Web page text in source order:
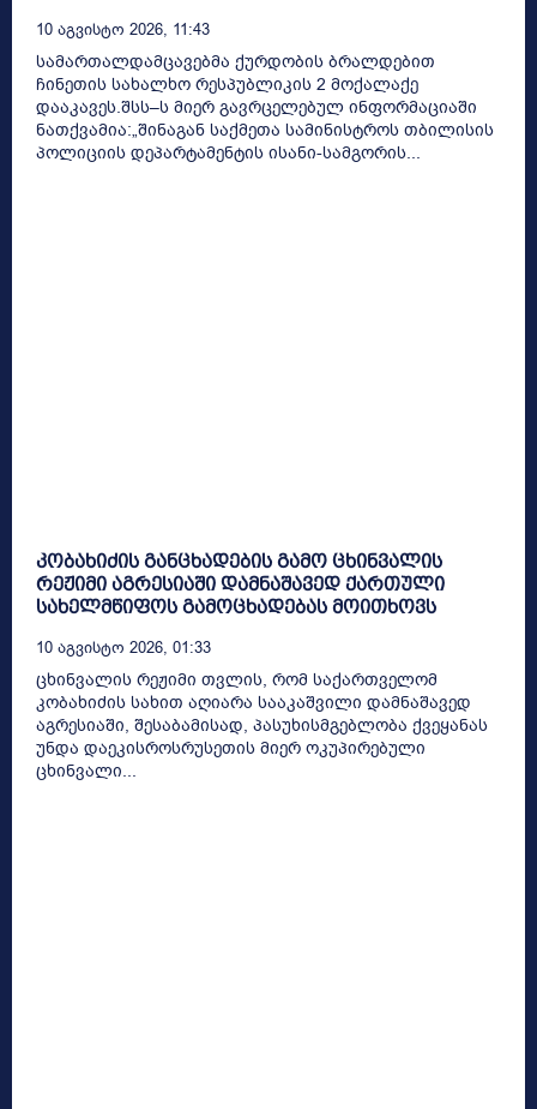
10 Აგვისტო 2026, 11:43
სამართალდამცავებმა ქურდობის ბრალდებით
ჩინეთის სახალხო რესპუბლიკის 2 მოქალაქე
დააკავეს.შსს–ს მიერ გავრცელებულ ინფორმაციაში
ნათქვამია:„შინაგან საქმეთა სამინისტროს თბილისის
პოლიციის დეპარტამენტის ისანი-სამგორის...
კობახიძის განცხადების გამო ცხინვალის
რეჟიმი აგრესიაში დამნაშავედ ქართული
სახელმწიფოს გამოცხადებას მოითხოვს
10 Აგვისტო 2026, 01:33
ცხინვალის რეჟიმი თვლის, რომ საქართველომ
კობახიძის სახით აღიარა სააკაშვილი დამნაშავედ
აგრესიაში, შესაბამისად, პასუხისმგებლობა ქვეყანას
უნდა დაეკისროსრუსეთის მიერ ოკუპირებული
ცხინვალი...